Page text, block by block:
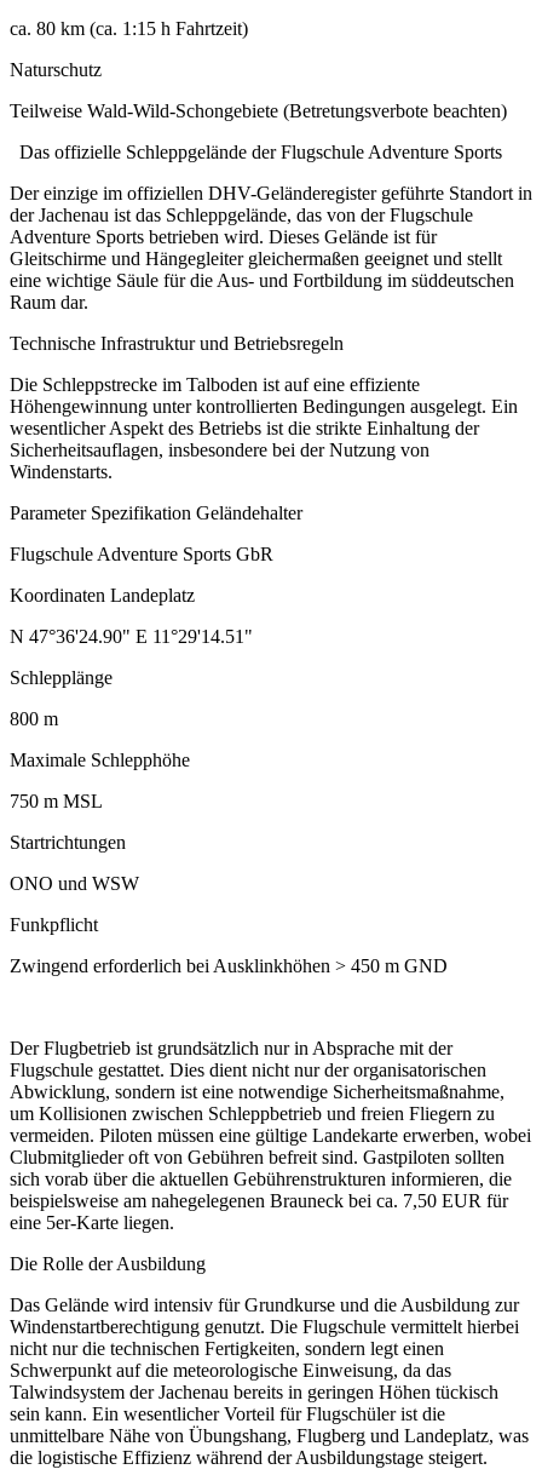
ca. 80 km (ca. 1:15 h Fahrtzeit)
Naturschutz
Teilweise Wald-Wild-Schongebiete (Betretungsverbote beachten)
Das offizielle Schleppgelände der Flugschule Adventure Sports
Der einzige im offiziellen DHV-Geländeregister geführte Standort in
der Jachenau ist das Schleppgelände, das von der Flugschule
Adventure Sports betrieben wird. Dieses Gelände ist für
Gleitschirme und Hängegleiter gleichermaßen geeignet und stellt
eine wichtige Säule für die Aus- und Fortbildung im süddeutschen
Raum dar.
Technische Infrastruktur und Betriebsregeln
Die Schleppstrecke im Talboden ist auf eine effiziente
Höhengewinnung unter kontrollierten Bedingungen ausgelegt. Ein
wesentlicher Aspekt des Betriebs ist die strikte Einhaltung der
Sicherheitsauflagen, insbesondere bei der Nutzung von
Windenstarts.
Parameter Spezifikation Geländehalter
Flugschule Adventure Sports GbR
Koordinaten Landeplatz
N 47°36'24.90" E 11°29'14.51"
Schlepplänge
800 m
Maximale Schlepphöhe
750 m MSL
Startrichtungen
ONO und WSW
Funkpflicht
Zwingend erforderlich bei Ausklinkhöhen > 450 m GND
Der Flugbetrieb ist grundsätzlich nur in Absprache mit der
Flugschule gestattet. Dies dient nicht nur der organisatorischen
Abwicklung, sondern ist eine notwendige Sicherheitsmaßnahme,
um Kollisionen zwischen Schleppbetrieb und freien Fliegern zu
vermeiden. Piloten müssen eine gültige Landekarte erwerben, wobei
Clubmitglieder oft von Gebühren befreit sind. Gastpiloten sollten
sich vorab über die aktuellen Gebührenstrukturen informieren, die
beispielsweise am nahegelegenen Brauneck bei ca. 7,50 EUR für
eine 5er-Karte liegen.
Die Rolle der Ausbildung
Das Gelände wird intensiv für Grundkurse und die Ausbildung zur
Windenstartberechtigung genutzt. Die Flugschule vermittelt hierbei
nicht nur die technischen Fertigkeiten, sondern legt einen
Schwerpunkt auf die meteorologische Einweisung, da das
Talwindsystem der Jachenau bereits in geringen Höhen tückisch
sein kann. Ein wesentlicher Vorteil für Flugschüler ist die
unmittelbare Nähe von Übungshang, Flugberg und Landeplatz, was
die logistische Effizienz während der Ausbildungstage steigert.